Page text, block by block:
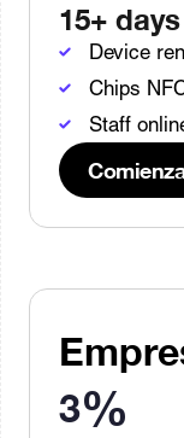
15+
Device
Chips
Staff
3%